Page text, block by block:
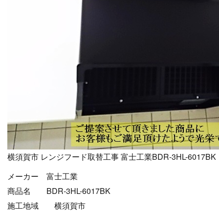
横須賀市 レンジフード取替工事 富士工業BDR-3HL-6017BK
メーカー 富士工業
商品名 BDR-3HL-6017BK
施工地域 横須賀市